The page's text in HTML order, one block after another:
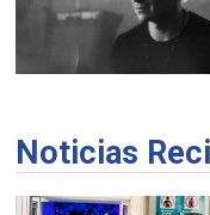
Noticias